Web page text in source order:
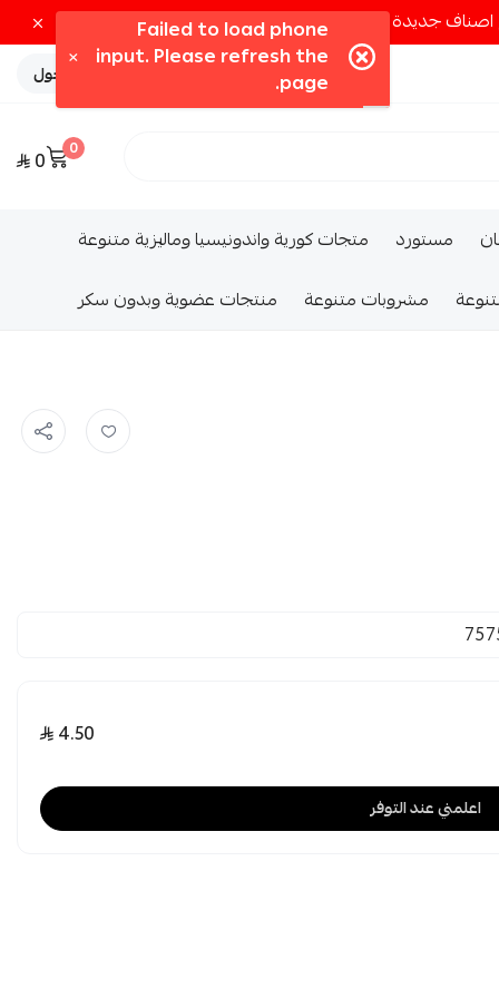
تسجيل الدخول
0
0
مستورد
متجات كورية واندونيسيا وماليزية متنوعة
مشروبات متنوعة منتجات عضوية وبدون سكر
4.50
اعلمني عند التوفر